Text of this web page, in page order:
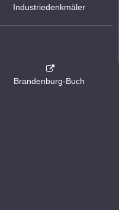
Industriedenkmäler
Brandenburg-Buch